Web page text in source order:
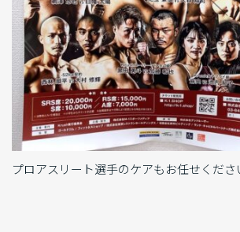
プロアスリート選手のケアもお任せくださ